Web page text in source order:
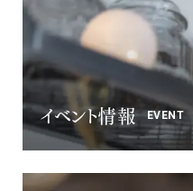
イベント情報 EVENT